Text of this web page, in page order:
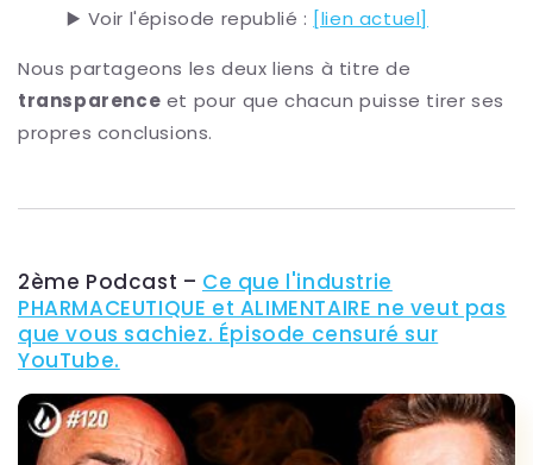
▶️ Voir l'épisode republié : [lien actuel]
Nous partageons les deux liens à titre de
transparence et pour que chacun puisse tirer ses
propres conclusions.
2ème Podcast – Ce que l'industrie
PHARMACEUTIQUE et ALIMENTAIRE ne veut pas
que vous sachiez. Épisode censuré sur
YouTube.